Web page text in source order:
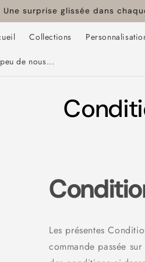
Une surprise glissée dans
Collections
de nous...
Les présentes
commande passée